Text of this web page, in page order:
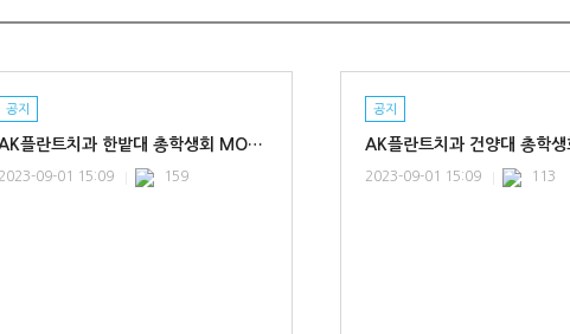
공지
AK플란트치과 한밭대 총학생회 MOU 협약체결
2023-09-01 15:09 159
공지
2023-09-01 15:09 113